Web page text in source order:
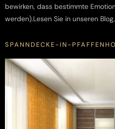
bewirken, dass bestimmte
werden).Lesen Sie in unseren
SPANNDECKE-IN-